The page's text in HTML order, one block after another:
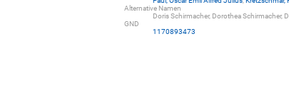
Alternative Namen
Doris Schirmacher, Dorothea Schirmacher,
GND
1170893473